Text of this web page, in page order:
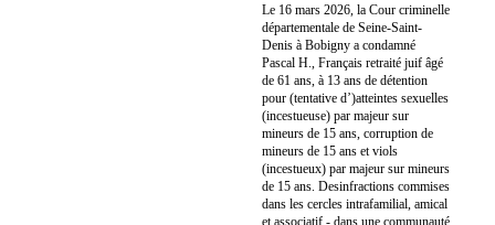
Le 16 mars 2026, la Cour criminelle
départementale de Seine-Saint-
Denis à Bobigny a condamné
Pascal H., Français retraité juif âgé
de 61 ans, à 13 ans de détention
pour (tentative d’)atteintes sexuelles
(incestueuse) par majeur sur
mineurs de 15 ans, corruption de
mineurs de 15 ans et viols
(incestueux) par majeur sur mineurs
de 15 ans. Desinfractions commises
dans les cercles intrafamilial, amical
et associatif - dans une communauté